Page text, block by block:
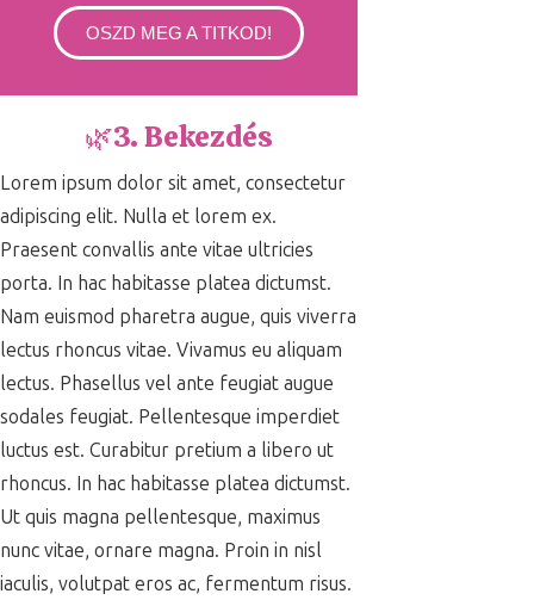
OSZD MEG A TITKOD!
🌿3. Bekezdés
Lorem ipsum dolor sit amet, consectetur
adipiscing elit. Nulla et lorem ex.
Praesent convallis ante vitae ultricies
porta. In hac habitasse platea dictumst.
Nam euismod pharetra augue, quis viverra
lectus rhoncus vitae. Vivamus eu aliquam
lectus. Phasellus vel ante feugiat augue
sodales feugiat. Pellentesque imperdiet
luctus est. Curabitur pretium a libero ut
rhoncus. In hac habitasse platea dictumst.
Ut quis magna pellentesque, maximus
nunc vitae, ornare magna. Proin in nisl
iaculis, volutpat eros ac, fermentum risus.